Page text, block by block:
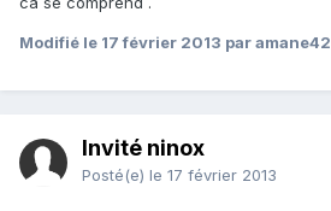
Modifié le 17 février 2013 par amane42
Invité ninox
Posté(e) le 17 février 2013